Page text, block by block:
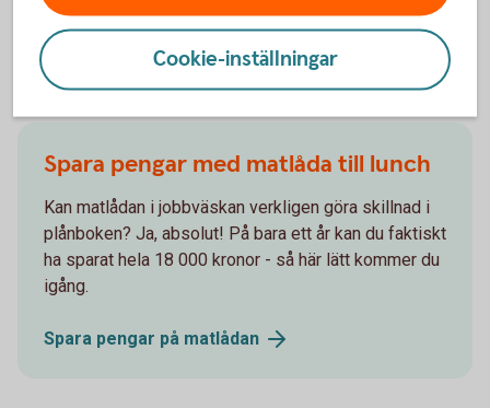
Ekonomiska tips – klara dig på litepengar
Spara pengar med matlåda till lunch
Kan matlådan i jobbväskan verkligen göra skillnad i
plånboken? Ja, absolut! På bara ett år kan du faktiskt
ha sparat hela 18 000 kronor - så här lätt kommer du
igång.
Spara pengar på matlådan
Cookie-inställningar